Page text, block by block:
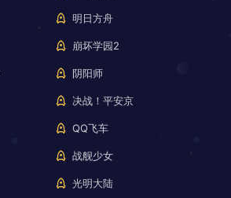
明日方舟
崩坏学园2
阴阳师
决战！平安京
QQ飞车
战舰少女
光明大陆